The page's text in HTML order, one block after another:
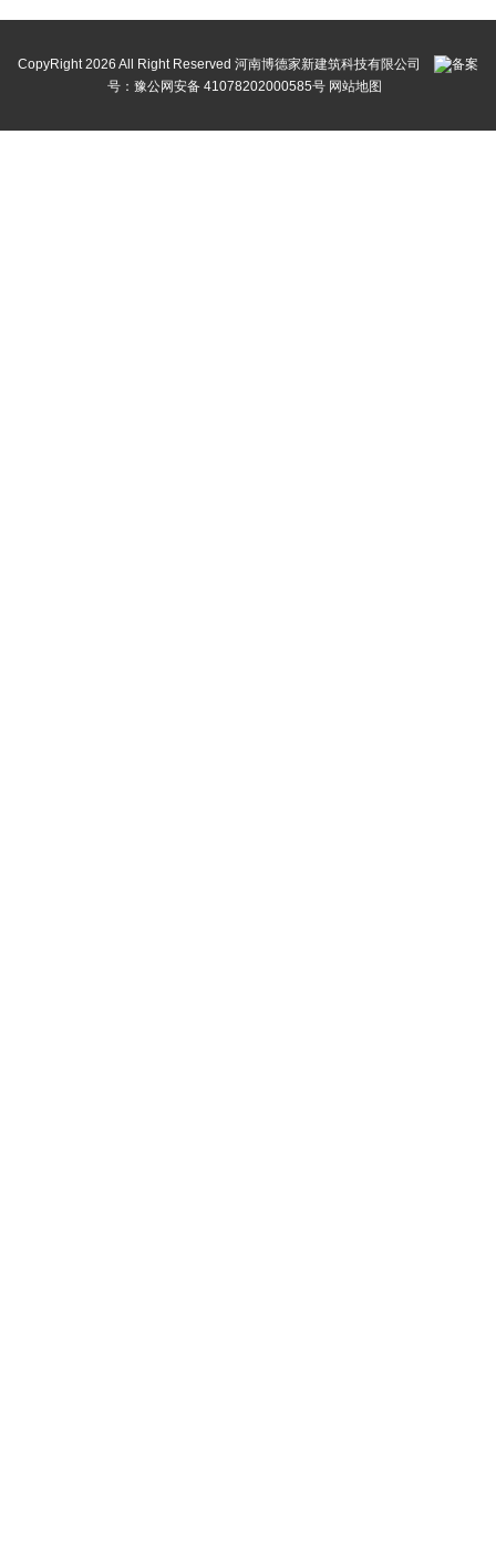
CopyRight 2026 All Right Reserved 河南博德家新建筑科技有限公司
备案
号： 豫公网安备 41078202000585号 网站地图